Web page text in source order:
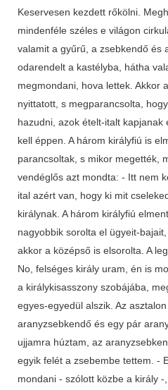
Keservesen kezdett rőkölni.
mindenféle széles e világon
valamit a gyűrű, a zsebkendő és
odarendelt a kastélyba, hátha
megmondani, hova lettek. Akkor
nyittatott, s megparancsolta,
hazudni, azok ételt-italt
kell éppen. A három királyfiú is
parancsoltak, s mikor megették,
vendéglős azt mondta: - Itt nem
ital azért van, hogy ki mit
királynak. A három királyfiú
nagyobbik sorolta el ügyeit-
akkor a középső is elsorolta. A
No, felséges király uram, én is
a királykisasszony szobájába,
egyes-egyedül alszik. Az
aranyzsebkendő és egy pár
ujjamra húztam, az
egyik felét a zsebembe tettem. -
mondani - szólott közbe a király